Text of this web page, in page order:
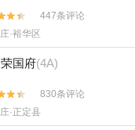
447条评论
·裕华区
国府(4A)
830条评论
·正定县